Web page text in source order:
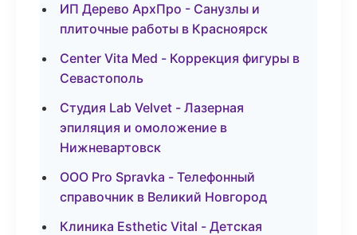
ИП Дерево АрхПро - Санузлы и
плиточные работы в Красноярск
Center Vita Med - Коррекция фигуры в
Севастополь
Студия Lab Velvet - Лазерная
эпиляция и омоложение в
Нижневартовск
ООО Pro Spravka - Телефонный
справочник в Великий Новгород
Клиника Esthetic Vital - Детская